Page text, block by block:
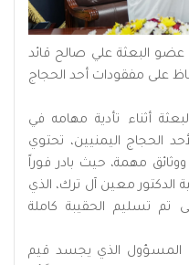
عضو البعثة علي صالح قائد
على مفقودات أحد الحجاج
أثناء تأدية مهامه في
الحجاج اليمنيين، تحتوي
مهمة، حيث بادر فوراً
الدكتور معين آل ترك، الذي
تم تسليم الحقيبة كاملة
المسؤول الذي يجسد قيم